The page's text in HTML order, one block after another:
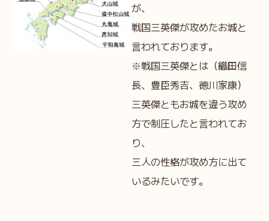
が、
戦国三英傑が攻めたお城と
言われております。
※戦国三英傑とは（織田信
長、豊臣秀吉、徳川家康）
三英傑ともお城を違う攻め
方で制圧したと言われてお
り、
三人の性格が攻め方に出て
いるみたいです。